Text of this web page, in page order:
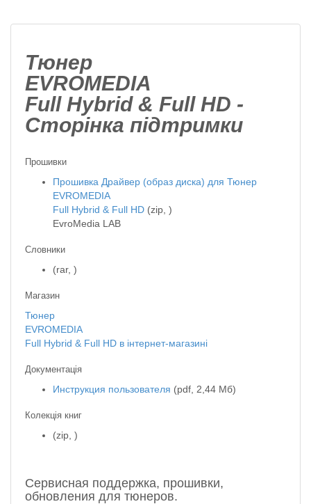
Тюнер
EVROMEDIA
Full Hybrid & Full HD -
Сторінка підтримки
Прошивки
Прошивка Драйвер (образ диска) для Тюнер
EVROMEDIA
Full Hybrid & Full HD (zip, )
EvroMedia LAB
Словники
(rar, )
Магазин
Тюнер
EVROMEDIA
Full Hybrid & Full HD в інтернет-магазині
Документація
Инструкция пользователя (pdf, 2,44 Мб)
Колекція книг
(zip, )
Сервисная поддержка, прошивки,
обновления для тюнеров.